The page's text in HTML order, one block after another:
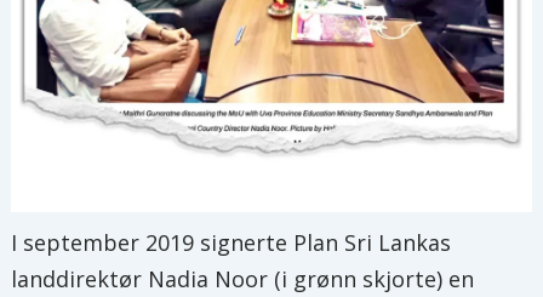
I september 2019 signerte Plan Sri Lankas
landdirektør Nadia Noor (i grønn skjorte) en